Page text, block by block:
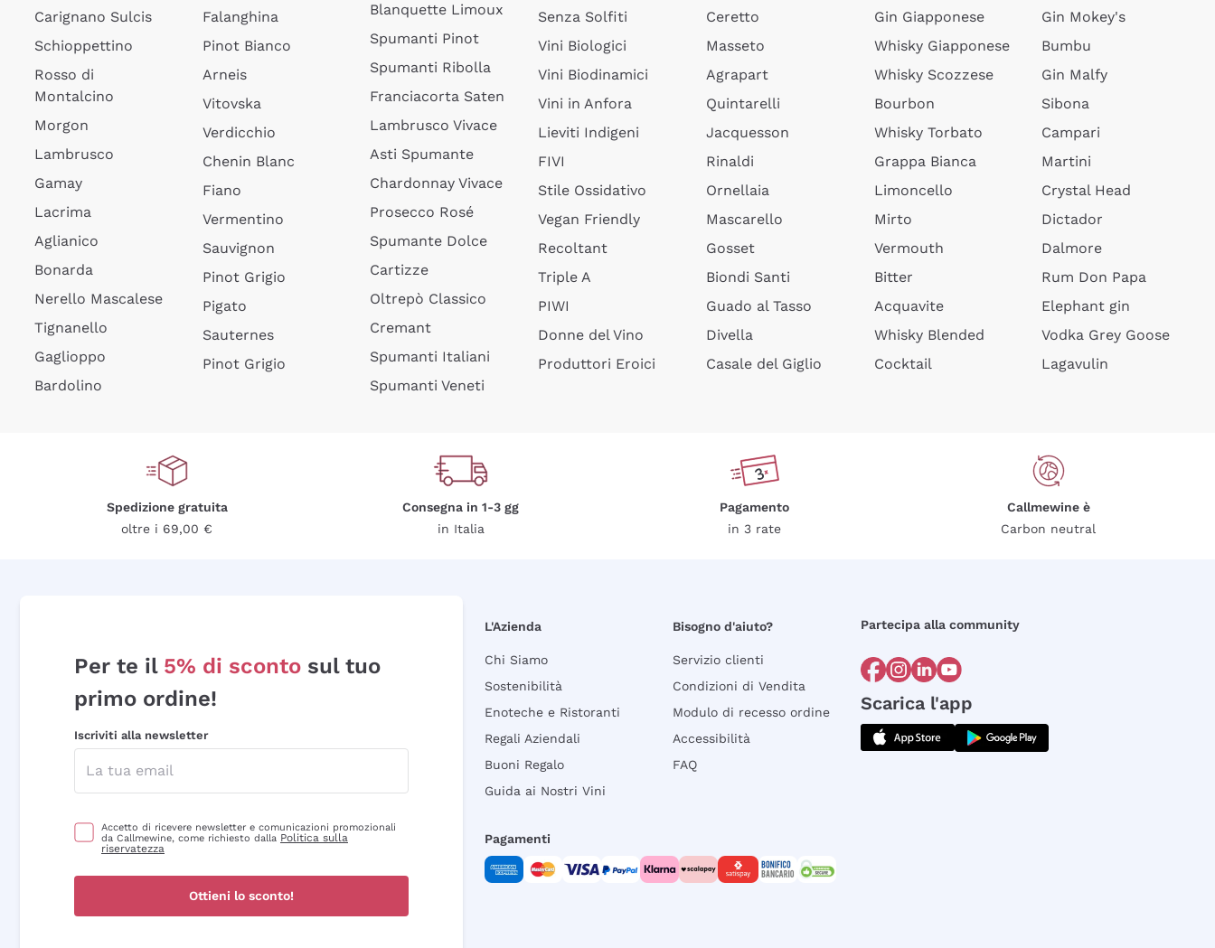
Carignano Sulcis
Schioppettino
Rosso di
Montalcino
Morgon
Lambrusco
Gamay
Lacrima
Aglianico
Bonarda
Nerello Mascalese
Tignanello
Gaglioppo
Bardolino
Falanghina
Pinot Bianco
Arneis
Vitovska
Verdicchio
Chenin Blanc
Fiano
Vermentino
Sauvignon
Pinot Grigio
Pigato
Sauternes
Pinot Grigio
Blanquette Limoux
Spumanti Pinot
Spumanti Ribolla
Franciacorta Saten
Lambrusco Vivace
Asti Spumante
Chardonnay Vivace
Prosecco Rosé
Spumante Dolce
Cartizze
Oltrepò Classico
Cremant
Spumanti Italiani
Spumanti Veneti
Senza Solfiti
Vini Biologici
Vini Biodinamici
Vini in Anfora
Lieviti Indigeni
FIVI
Stile Ossidativo
Vegan Friendly
Recoltant
Triple A
PIWI
Donne del Vino
Produttori Eroici
Ceretto
Masseto
Agrapart
Quintarelli
Jacquesson
Rinaldi
Ornellaia
Mascarello
Gosset
Biondi Santi
Guado al Tasso
Divella
Casale del Giglio
Gin Giapponese
Whisky Giapponese
Whisky Scozzese
Bourbon
Whisky Torbato
Grappa Bianca
Limoncello
Mirto
Vermouth
Bitter
Acquavite
Whisky Blended
Cocktail
Gin Mokey's
Bumbu
Gin Malfy
Sibona
Campari
Martini
Crystal Head
Dictador
Dalmore
Rum Don Papa
Elephant gin
Vodka Grey Goose
Lagavulin
Spedizione gratuita
oltre i 69,00 €
Consegna in 1-3 gg
in Italia
Pagamento
in 3 rate
Callmewine è
Carbon neutral
Per te il 5% di sconto sul tuo
primo ordine!
Iscriviti alla newsletter
Accetto di ricevere newsletter e comunicazioni promozionali
da Callmewine, come richiesto dalla Politica sulla
riservatezza
Ottieni lo sconto!
L'Azienda
Chi Siamo
Sostenibilità
Enoteche e Ristoranti
Regali Aziendali
Buoni Regalo
Guida ai Nostri Vini
Bisogno d'aiuto?
Servizio clienti
Condizioni di Vendita
Modulo di recesso ordine
Accessibilità
FAQ
Partecipa alla community
Scarica l'app
Pagamenti